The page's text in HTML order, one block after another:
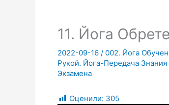
11. Йога
2022-09-16 / 002. Йога
Рукой. Йога-Передача
Экзамена
Оценили: 305